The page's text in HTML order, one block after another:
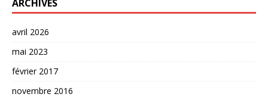
ARCHIVES
avril 2026
mai 2023
février 2017
novembre 2016